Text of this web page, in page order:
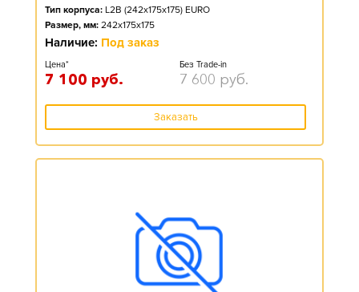
Тип корпуса: L2B (242x175x175) EURO
Размер, мм: 242x175x175
Наличие: Под заказ
Цена*
7 100 руб.
Без Trade-in
7 600 руб.
Заказать